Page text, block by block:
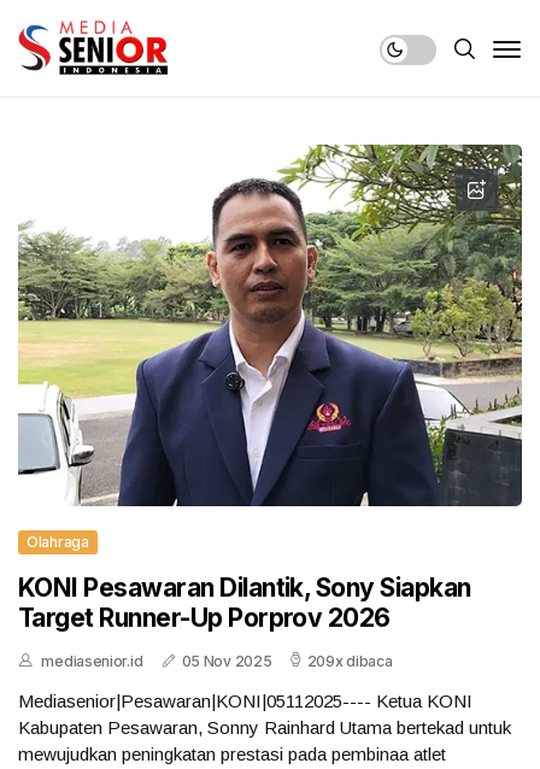
Olahraga
KONI Pesawaran Dilantik, Sony Siapkan
Target Runner-Up Porprov 2026
mediasenior.id 05 Nov 2025 209x dibaca
Mediasenior|Pesawaran|KONI|05112025---- Ketua KONI
Kabupaten Pesawaran, Sonny Rainhard Utama bertekad untuk
mewujudkan peningkatan prestasi pada pembinaa atlet